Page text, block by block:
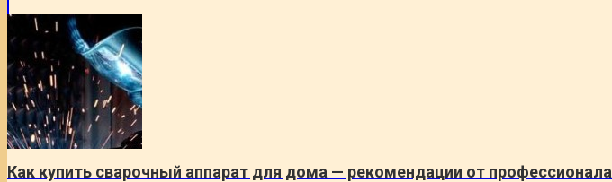
Как купить сварочный аппарат для дома — рекомендации от профессионала